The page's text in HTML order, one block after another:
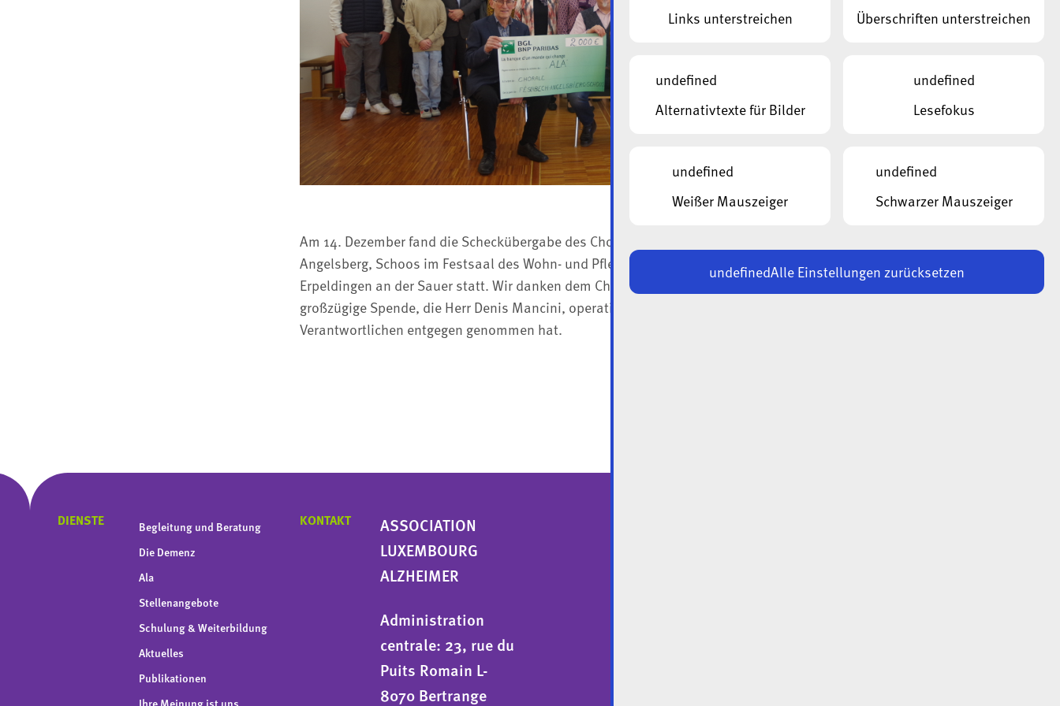
Am 14. Dezember fand die Scheckübergabe des Chors Ste Cécile aus Fischbach,
Angelsberg, Schoos im Festsaal des Wohn- und Pflegeheims ‚Beim Goldknapp‘ in
Erpeldingen an der Sauer statt. Wir danken dem Chor von ganzem Herzen für diese
großzügige Spende, die Herr Denis Mancini, operativer Diektor der ala, von den
Verantwortlichen entgegen genommen hat.
DIENSTE
Begleitung und Beratung
Die Demenz
Ala
Stellenangebote
Schulung & Weiterbildung
Aktuelles
Publikationen
KONTAKT
ASSOCIATION
LUXEMBOURG
ALZHEIMER
Administration
centrale: 23, rue du
Puits Romain L-
8070 Bertrange
Links unterstreichen
Überschriften unterstreichen
undefined
Alternativtexte für Bilder
undefined
Lesefokus
undefined
Weißer Mauszeiger
undefined
Schwarzer Mauszeiger
undefinedAlle Einstellungen zurücksetzen